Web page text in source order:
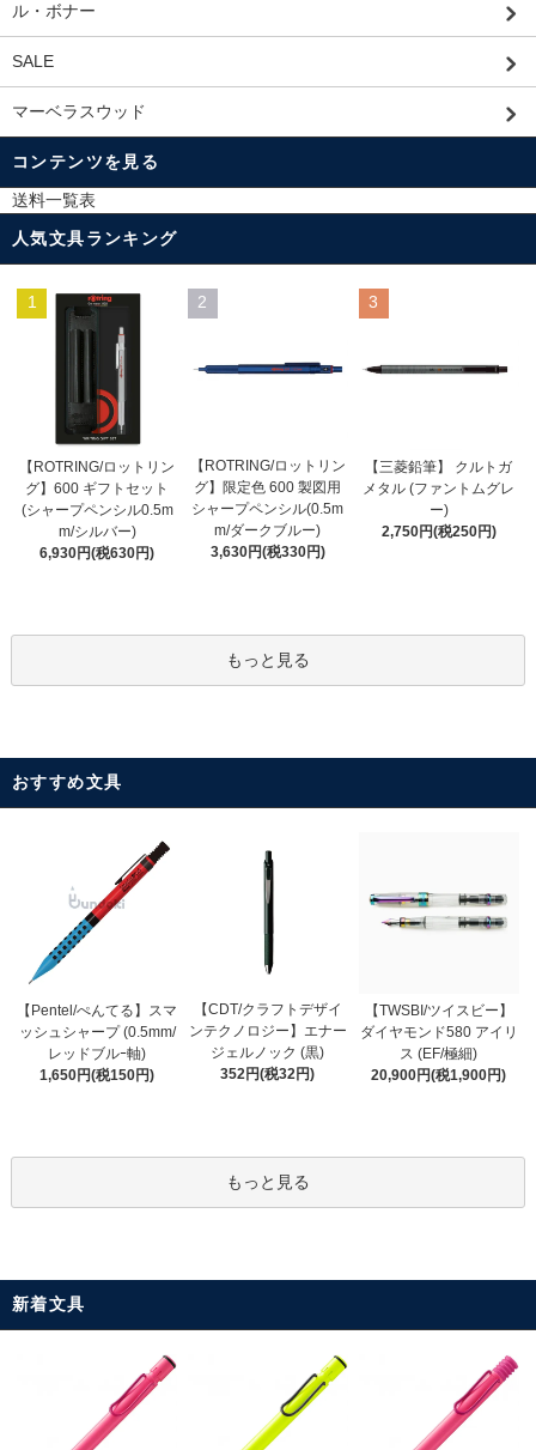
ル・ボナー
SALE
マーベラスウッド
コンテンツを見る
送料一覧表
人気文具ランキング
1
【ROTRING/ロットリン
グ】600 ギフトセット
(シャープペンシル0.5m
m/シルバー)
6,930円(税630円)
2
【ROTRING/ロットリン
グ】限定色 600 製図用
シャープペンシル(0.5m
m/ダークブルー)
3,630円(税330円)
3
【三菱鉛筆】 クルトガ
メタル (ファントムグレ
ー)
2,750円(税250円)
もっと見る
おすすめ文具
【Pentel/ぺんてる】スマ
ッシュシャープ (0.5mm/
レッドブルｰ軸)
1,650円(税150円)
【CDT/クラフトデザイ
ンテクノロジー】エナー
ジェルノック (黒)
352円(税32円)
【TWSBI/ツイスビー】
ダイヤモンド580 アイリ
ス (EF/極細)
20,900円(税1,900円)
もっと見る
新着文具